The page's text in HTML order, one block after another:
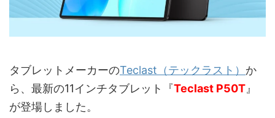
タブレットメーカーのTeclast（テックラスト） か
ら、最新の11インチタブレット『Teclast P50T』
が登場しました。